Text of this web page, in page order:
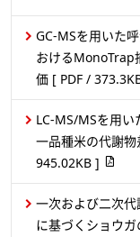
GC-MSを用いた
おけるMonoTrap
価 [ PDF /
LC-MS/MSを用い
一品種米の代謝
945.02KB ]
一次および二次
に基づくショウ